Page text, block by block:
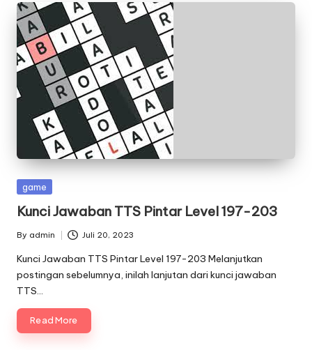
Posted
game
Kunci Jawaban TTS Pintar Level 197-203
Posted
by
By admin Juli 20, 2023
Kunci Jawaban TTS Pintar Level 197-203 Melanjutkan
postingan sebelumnya, inilah lanjutan dari kunci jawaban
TTS…
Read More